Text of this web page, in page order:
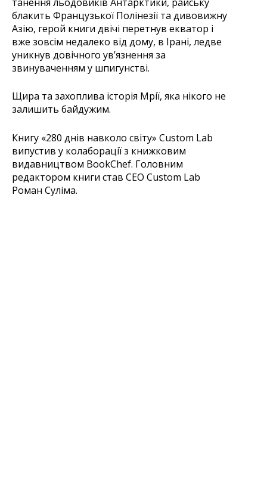
блакить Французької Полінезії та дивовижну
Азію, герой книги двічі перетнув екватор і
вже зовсім недалеко від дому, в Ірані, ледве
уникнув довічного ув’язнення за
звинуваченням у шпигунстві.
Щира та захоплива історія Мрії, яка нікого не
залишить байдужим.
Книгу «280 днів навколо світу» Custom Lab
випустив у колаборації з книжковим
видавництвом BookChef. Головним
редактором книги став СЕО Custom Lab
Роман Суліма.